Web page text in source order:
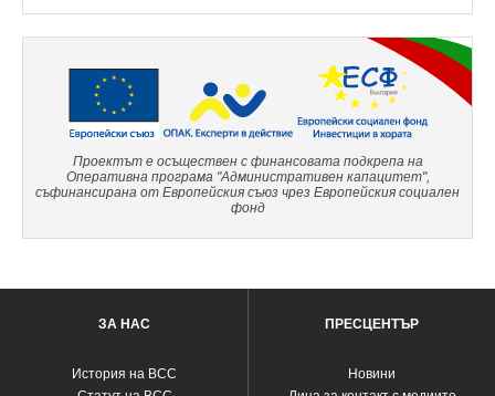
Проектът е осъществен с финансовата подкрепа на
Оперативна програма "Административен капацитет",
съфинансирана от Европейския съюз чрез Европейския социален
фонд
ЗА НАС
История на ВСС
ПРЕСЦЕНТЪР
Новини